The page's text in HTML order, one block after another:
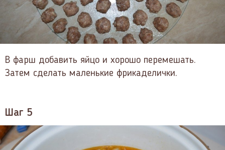
В фарш добавить яйцо и хорошо перемешать.
Затем сделать маленькие фрикаделички.
Шаг 5